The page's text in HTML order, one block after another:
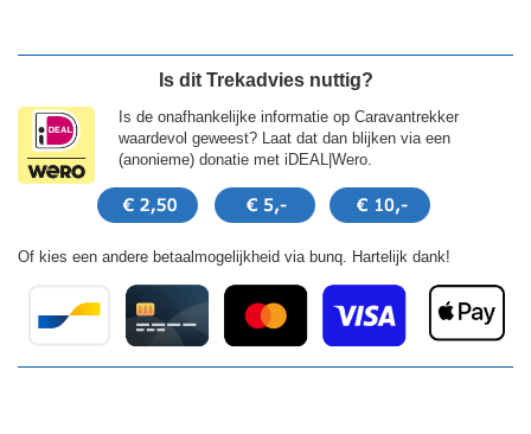
Is dit Trekadvies nuttig?
Is de onafhankelijke informatie op Caravantrekker
waardevol geweest? Laat dat dan blijken via een
(anonieme) donatie met iDEAL|Wero.
Of kies een andere betaalmogelijkheid via bunq. Hartelijk dank!